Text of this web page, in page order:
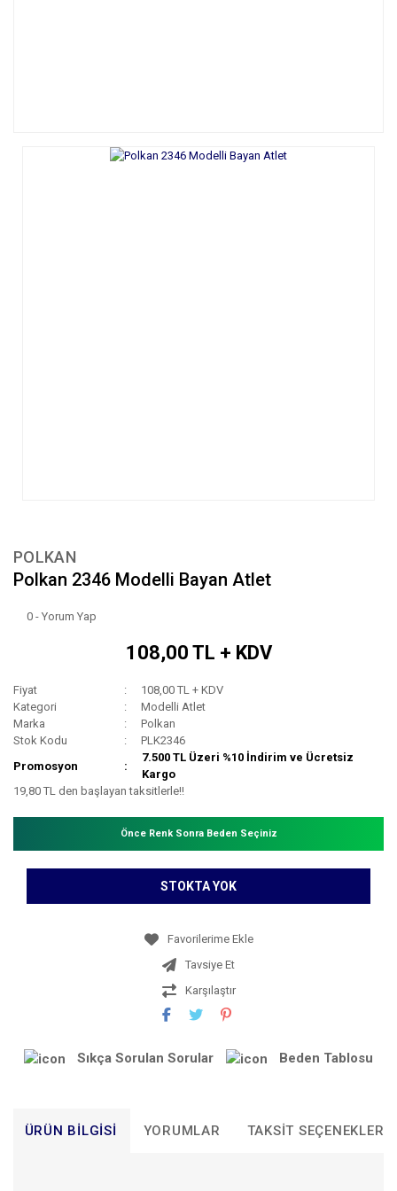
POLKAN
Polkan 2346 Modelli Bayan Atlet
0 - Yorum Yap
108,00 TL + KDV
Fiyat
108,00 TL + KDV
Kategori
Modelli Atlet
Marka
Polkan
Stok Kodu
PLK2346
Promosyon
7.500 TL Üzeri %10 İndirim ve Ücretsiz
Kargo
19,80 TL den başlayan taksitlerle!!
Önce Renk Sonra Beden Seçiniz
STOKTA YOK
Tavsiye Et
Karşılaştır
Sıkça Sorulan Sorular Beden Tablosu
ÜRÜN BILGISI YORUMLAR TAKSIT SEÇENEKLERI